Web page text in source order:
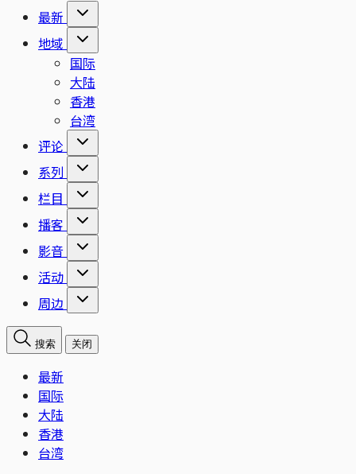
最新
地域
国际
大陆
香港
台湾
评论
系列
栏目
播客
影音
活动
周边
搜索 关闭
最新
国际
大陆
香港
台湾